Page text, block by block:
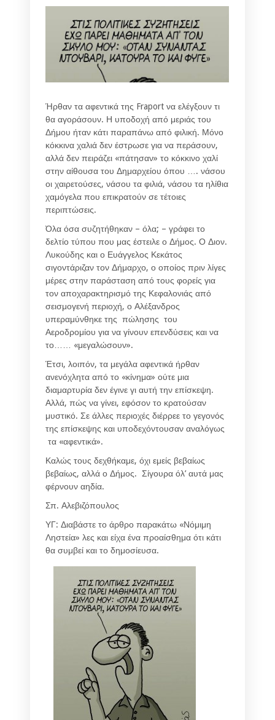
Ήρθαν τα αφεντικά της Fraport να ελέγξουν τι
θα αγοράσουν. Η υποδοχή από μεριάς του
Δήμου ήταν κάτι παραπάνω από φιλική. Μόνο
κόκκινα χαλιά δεν έστρωσε για να περάσουν,
αλλά δεν πειράζει «πάτησαν» το κόκκινο χαλί
στην αίθουσα του Δημαρχείου όπου …. νάσου
οι χαιρετούσες, νάσου τα φιλιά, νάσου τα ηλίθια
χαμόγελα που επικρατούν σε τέτοιες
περιπτώσεις.
Όλα όσα συζητήθηκαν – όλα; – γράφει το
δελτίο τύπου που μας έστειλε ο Δήμος. Ο Διον.
Λυκούδης και ο Ευάγγελος Κεκάτος
σιγοντάριζαν τον Δήμαρχο, ο οποίος πριν λίγες
μέρες στην παράσταση από τους φορείς για
τον αποχαρακτηρισμό της Κεφαλονιάς από
σεισμογενή περιοχή, ο Αλέξανδρος
υπεραμύνθηκε της πώλησης του
Αεροδρομίου για να γίνουν επενδύσεις και να
το…… «μεγαλώσουν».
Έτσι, λοιπόν, τα μεγάλα αφεντικά ήρθαν
ανενόχλητα από το «κίνημα» ούτε μια
διαμαρτυρία δεν έγινε γι αυτή την επίσκεψη.
Αλλά, πώς να γίνει, εφόσον το κρατούσαν
μυστικό. Σε άλλες περιοχές διέρρεε το γεγονός
της επίσκεψης και υποδεχόντουσαν αναλόγως
τα «αφεντικά».
Καλώς τους δεχθήκαμε, όχι εμείς βεβαίως
βεβαίως, αλλά ο Δήμος. Σίγουρα όλ’ αυτά μας
φέρνουν αηδία.
Σπ. Αλεβιζόπουλος
ΥΓ: Διαβάστε το άρθρο παρακάτω «Νόμιμη
Ληστεία» λες και είχα ένα προαίσθημα ότι κάτι
θα συμβεί και το δημοσίευσα.